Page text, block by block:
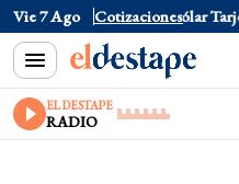
Vie 7 Ago Cotizaciones
Oficial $1520 Dólar Tarjeta
EL DESTAPE
RADIO